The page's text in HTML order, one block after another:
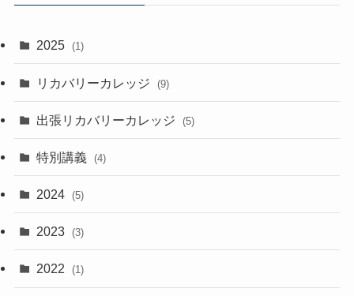
2025 (1)
リカバリーカレッジ (9)
出張リカバリーカレッジ (5)
特別講義 (4)
2024 (5)
2023 (3)
2022 (1)